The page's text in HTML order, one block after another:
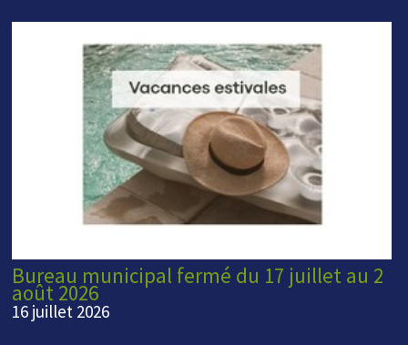
Bureau municipal fermé du 17 juillet au 2
août 2026
16 juillet 2026